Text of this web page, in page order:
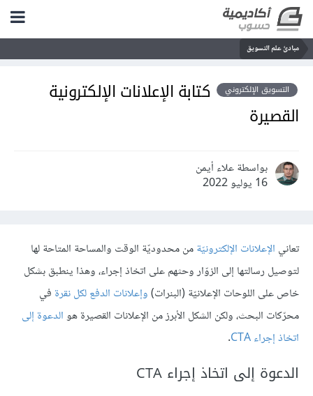
مبادئ علم التسويق
التسويق الإلكتروني
كتابة الإعلانات الإلكترونية
القصيرة
بواسطة علاء أيمن
16 يوليو 2022
تعاني الإعلانات الإلكترونيّةمن محدوديّة الوقت والمساحة المتاحة لها
لتوصيل رسالتها إلى الزوّار وحثهم على اتخاذ إجراء، وهذا ينطبق بشكل
خاص على اللوحات الإعلانيّة (البنرات)وإعلانات الدفع لكل نقرة في
محرّكات البحث، ولكن الشكل الأبرز من الإعلانات القصيرة هوالدعوة إلى
اتخاذ إجراء CTA
.
الدعوة إلى اتخاذ إجراء CTA